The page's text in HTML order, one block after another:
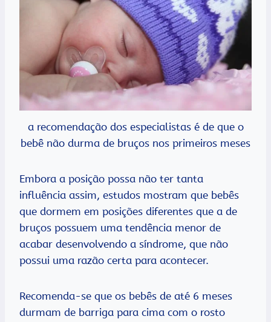
a recomendação dos especialistas é de que o
bebê não durma de bruços nos primeiros meses
Embora a posição possa não ter tanta
influência assim, estudos mostram que bebês
que dormem em posições diferentes que a de
bruços possuem uma tendência menor de
acabar desenvolvendo a síndrome, que não
possui uma razão certa para acontecer.
Recomenda-se que os bebês de até 6 meses
durmam de barriga para cima com o rosto